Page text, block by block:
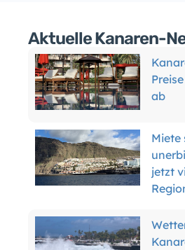
Aktuelle Kanaren-
ab
Miete
jetzt